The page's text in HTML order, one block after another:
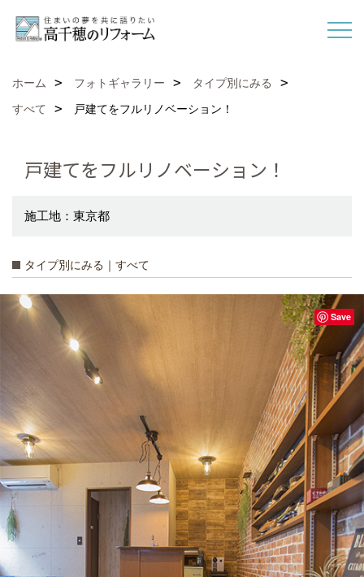
ホーム フォトギャラリー
タイプ別にみる
すべて
戸建てをフルリノベーション！
戸建てをフルリノベーション！
施工地：東京都
タイプ別にみる｜すべて
Save